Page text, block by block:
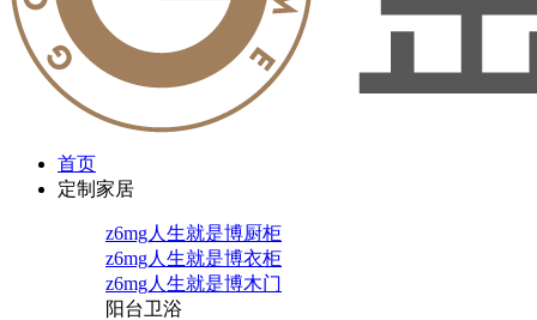
首页
定制家居
z6mg人生就是博厨柜
z6mg人生就是博衣柜
z6mg人生就是博木门
阳台卫浴